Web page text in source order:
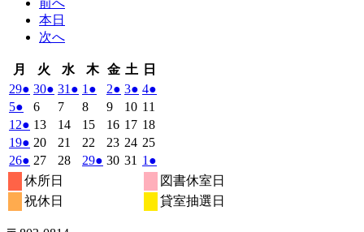
本日
次へ
月
曜
日
火
曜
日
水
曜
日
木木
曜
日
金金
曜
日
土 土
曜
日
日
曜
292025
年
12
月
29
日
● (1
件
の
イ
ベ
ン
ト)
302025
30
日
● (1
件
の
イ
ベ
ン
ト)
31 2025
31
日
● (1
件
の
イ
ベ
1 2026
1
月
1
日
●
件
の
イ
ベ
22026
年
1
月
2
日
● (1
件
の
イ
ベ
32026
年
1
月
3
日
● (1
件
の
イ
ベ
ン
ト)
42026
年
1
月
4
日
●
ン
ト)
52026
年
1
月
5
日
●
件
の
イ
ベ
ン
ト)
62026
年
1
月
6
日
72026
年
1
月
7
82026
年
1
月
8
92026
年
1
月
9
102026
年
月
10
11
11
日
122026
年
1
月
12
日
● (1
件
の
イ
ベ
ン
132026
年
1
13
日
142026
月
152026
1
月
162026
年
1
172026
年
月
182026
月
18
日
192026
年
1
月
19
● (1
件
の
イ
ベ
202026
年
1
月
20
21
2026
22 2026
年
232026
年
242026
年
月
252026
年
1
月
25
262026
年
1
月
● (1
件
の
イ
ベ
272026
年
1
月
282026
292026
● (1
302026
31 2026
年
1 2026
年
2
月
●
件
の
イ
休所日
図書休室日
祝休日
貸室抽選日